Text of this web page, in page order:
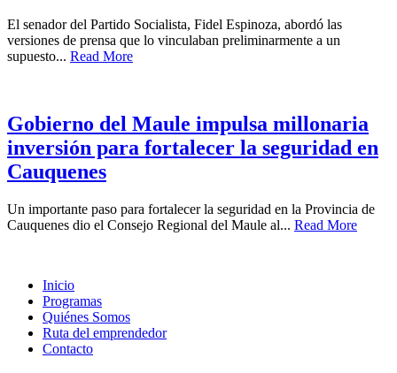
El senador del Partido Socialista, Fidel Espinoza, abordó las
versiones de prensa que lo vinculaban preliminarmente a un
supuesto... Read More
Gobierno del Maule impulsa millonaria
inversión para fortalecer la seguridad en
Cauquenes
Un importante paso para fortalecer la seguridad en la Provincia de
Cauquenes dio el Consejo Regional del Maule al... Read More
Inicio
Programas
Quiénes Somos
Ruta del emprendedor
Contacto